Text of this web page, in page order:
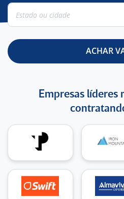
ACHAR
Empresas líderes